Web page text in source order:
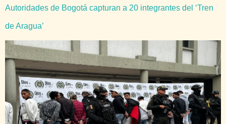
Autoridades de Bogotá capturan a 20 integrantes del ‘Tren
de Aragua’